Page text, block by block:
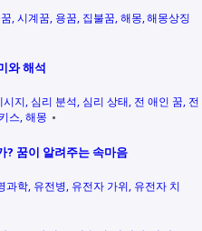
시계꿈 용꿈 집불꿈 해몽 해몽상징
와 해석
시지 심리 분석 심리 상태 전 애인 꿈 전
스 해몽
? 꿈이 알려주는 속마음
과학 유전병 유전자 가위 유전자 치